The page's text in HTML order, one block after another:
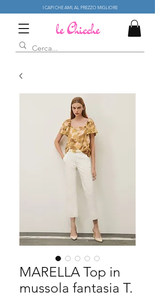
I CAPI CHE AMI, AL PREZZO MIGLIORE
MARELLA Top in
mussola fantasia T.